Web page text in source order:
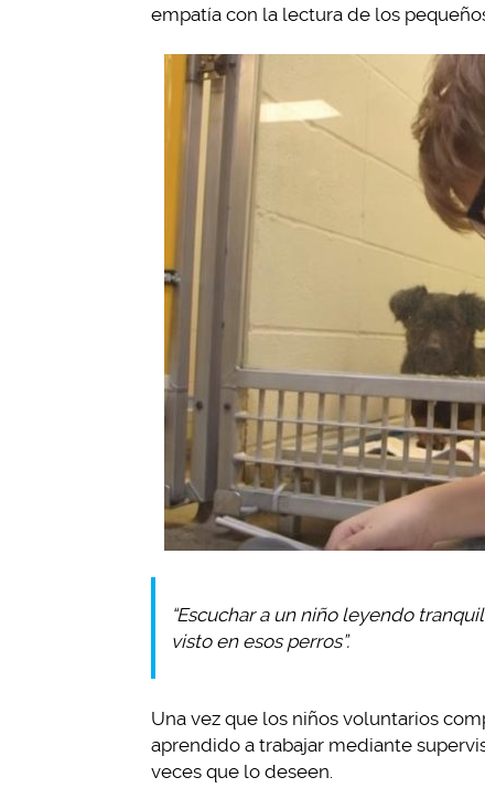
empatía con la lectura de los
“Escuchar a un niño leyendo
visto en esos perros”.
Una vez que los niños voluntarios
aprendido a trabajar mediante
veces que lo deseen.